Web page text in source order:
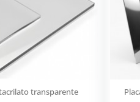
transparente